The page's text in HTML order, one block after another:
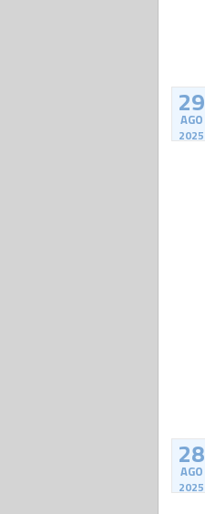
29
AGO
2025
28
AGO
2025